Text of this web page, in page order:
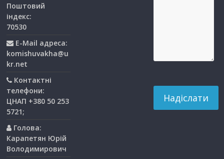
Поштовий
індекс:
70530
E-Mail адреса:
komishuvakha@u
kr.net
Контактні
телефони:
ЦНАП +380 50 253
5721;
Голова:
Карапетян Юрій
Володимирович